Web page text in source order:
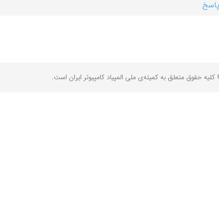
پاسخ
حقوق متعلق به کمیته‌ی ملی المپیاد کامپیوتر ایران است.